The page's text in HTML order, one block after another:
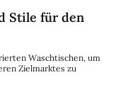
Stile für den
Waschtischen, um
Zielmarktes zu